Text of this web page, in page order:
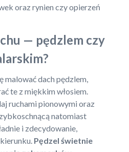
oraz rynien czy opierzeń
— pędzlem czy
malować dach pędzlem,
te z miękkim włosiem.
ruchami pionowymi oraz
natomiast
i zdecydowanie,
Pędzel świetnie